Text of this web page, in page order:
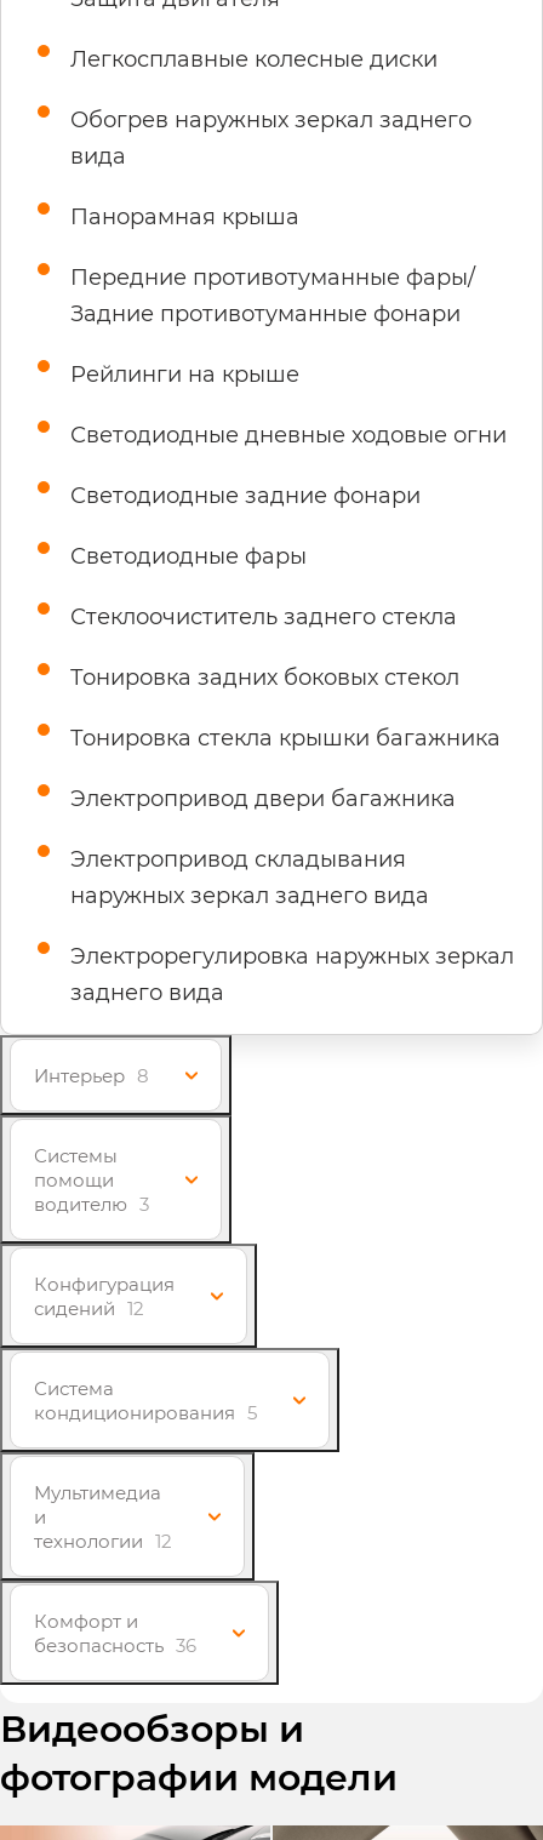
Легкосплавные колесные диски
Обогрев наружных зеркал заднего
вида
Панорамная крыша
Передние противотуманные фары/
Задние противотуманные фонари
Рейлинги на крыше
Светодиодные дневные ходовые огни
Светодиодные задние фонари
Светодиодные фары
Стеклоочиститель заднего стекла
Тонировка задних боковых стекол
Тонировка стекла крышки багажника
Электропривод двери багажника
Электропривод складывания
наружных зеркал заднего вида
Электрорегулировка наружных зеркал
заднего вида
Интерьер 8
Системы
помощи
водителю 3
Конфигурация
сидений 12
Система
кондиционирования 5
Мультимедиа
и
технологии 12
Комфорт и
безопасность 36
Видеообзоры и
фотографии модели